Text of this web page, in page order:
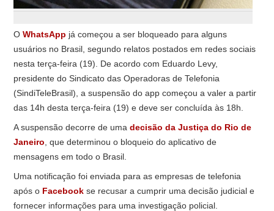
OWhatsApp já começou a ser bloqueado para alguns
usuários no Brasil, segundo relatos postados em redes sociais
nesta terça-feira (19). De acordo com Eduardo Levy,
presidente do Sindicato das Operadoras de Telefonia
(SindiTeleBrasil), a suspensão do app começou a valer a partir
das 14h desta terça-feira (19) e deve ser concluída às 18h.
A suspensão decorre de umadecisão da Justiça do Rio de
Janeiro , que determinou o bloqueio do aplicativo de
mensagens em todo o Brasil.
Uma notificação foi enviada para as empresas de telefonia
após o Facebook se recusar a cumprir uma decisão judicial e
fornecer informações para uma investigação policial.